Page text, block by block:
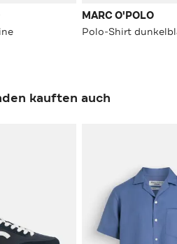
MARC O'POLO
Polo-Shirt
kauften auch